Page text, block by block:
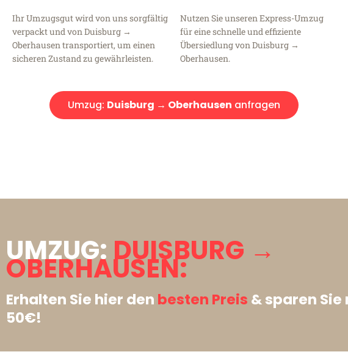
Ihr Umzugsgut wird von uns sorgfältig
verpackt und von Duisburg →
Oberhausen transportiert, um einen
sicheren Zustand zu gewährleisten.
Nutzen Sie unseren Express-Umzug
für eine schnelle und effiziente
Übersiedlung von Duisburg →
Oberhausen.
Umzug: Duisburg → Oberhausen anfragen
UMZUG: DUISBURG →
OBERHAUSEN:
Erhalten Sie hier den besten Preis & sparen Sie
50€!